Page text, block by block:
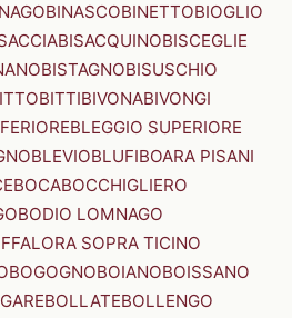
BINASCOBINETTOBIOGLIO
BISACQUINOBISCEGLIE
BISTAGNOBISUSCHIO
BITTIBIVONABIVONGI
BLEGGIO SUPERIORE
BLEVIOBLUFIBOARA PISANI
BOCABOCCHIGLIERO
BODIO LOMNAGO
SOPRA TICINO
BOGOGNOBOIANOBOISSANO
BOLLATEBOLLENGO